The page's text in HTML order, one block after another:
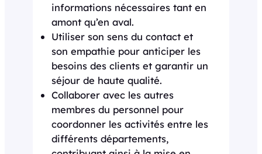
informations nécessaires tant en
amont qu’en aval.
Utiliser son sens du contact et
son empathie pour anticiper les
besoins des clients et garantir un
séjour de haute qualité.
Collaborer avec les autres
membres du personnel pour
coordonner les activités entre les
différents départements,